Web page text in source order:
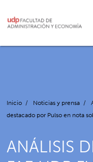
Inicio / Noticias y prensa /
destacado por Pulso en nota
ANÁLISIS